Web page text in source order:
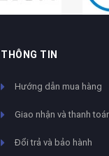
THÔNG TIN
Hướng dẫn mua hàng
Giao nhận và thanh
Đổi trả và bảo hành